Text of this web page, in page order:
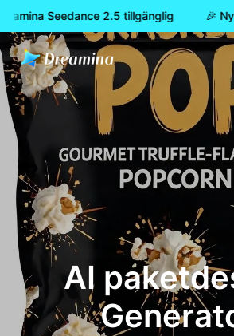
Seedance 2.5 tillgänglig 🎉
Hem Skapa AI paketdesign Generator
AI